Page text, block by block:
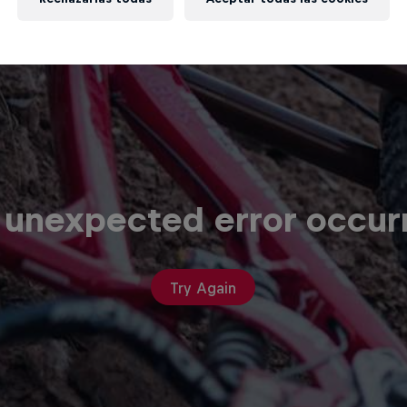
error
Try Again